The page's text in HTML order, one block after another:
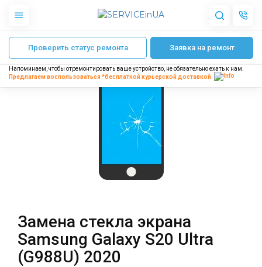
Apple
Гаджеты
Акустика
Партнерам
Интернет-магазин
Запчасти для смартфонов
Проверить статус ремонта Заявка на ремонт
Напоминаем, чтобы отремонтировать ваше устройство, не обязательно ехать к нам.
Предлагаем воспользоваться *бесплатнойкурьерской доставкой.
Главная Ремонт телефонов Samsung Ремонт Samsung Galaxy S20
Замена стекла экрана
Samsung Galaxy S20 Ultra
(G988U) 2020